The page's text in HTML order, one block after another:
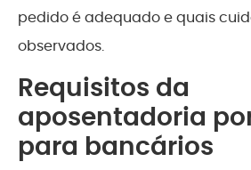
pedido é adequado e quais
observados.
Requisitos da
aposentadoria
para bancários